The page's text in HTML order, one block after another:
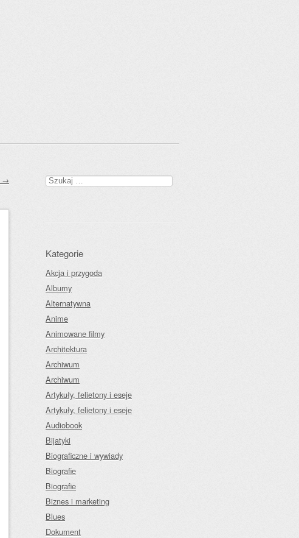
→ Szukaj:
Kategorie
Akcja i przygoda
Albumy
Alternatywna
Anime
Animowane filmy
Architektura
Archiwum
Archiwum
Artykuły, felietony i eseje
Artykuły, felietony i eseje
Audiobook
Bijatyki
Biograficzne i wywiady
Biografie
Biografie
Biznes i marketing
Blues
Dokument